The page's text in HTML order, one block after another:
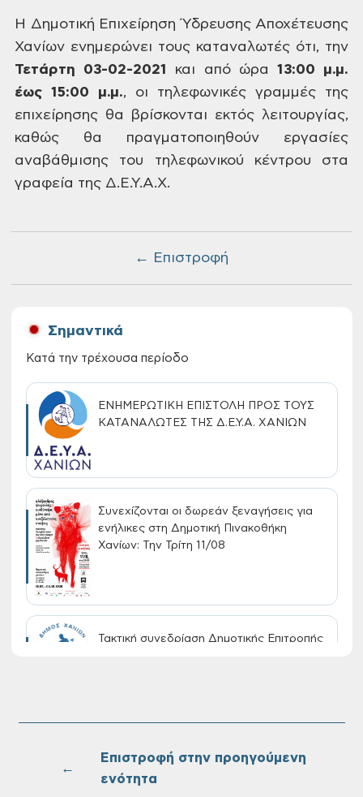
← Επιστροφή
Η Δημοτική Επιχείρηση Ύδρευσης Αποχέτευσης
Χανίων ενημερώνει τους καταναλωτές ότι, την
Τετάρτη 03-02-2021 και από ώρα 13:00 μ.μ.
έως 15:00 μ.μ., οι τηλεφωνικές γραμμές της
επιχείρησης θα βρίσκονται εκτός λειτουργίας,
καθώς θα πραγματοποιηθούν εργασίες
αναβάθμισης του τηλεφωνικού κέντρου στα
γραφεία της Δ.Ε.Υ.Α.Χ.
Σημαντικά
Κατά την τρέχουσα περίοδο
ΕΝΗΜΕΡΩΤΙΚΗ ΕΠΙΣΤΟΛΗ ΠΡΟΣ ΤΟΥΣ
ΚΑΤΑΝΑΛΩΤΕΣ ΤΗΣ Δ.Ε.Υ.Α. ΧΑΝΙΩΝ
Συνεχίζονται οι δωρεάν ξεναγήσεις για
ενήλικες στη Δημοτική Πινακοθήκη
Χανίων: Την Τρίτη 11/08
Τακτική συνεδρίαση Δημοτικής Επιτροπής
Επαναλειτουργία του συστήματος
Ονουφρίου
←
Επιστροφή στην προηγούμενη
ενότητα